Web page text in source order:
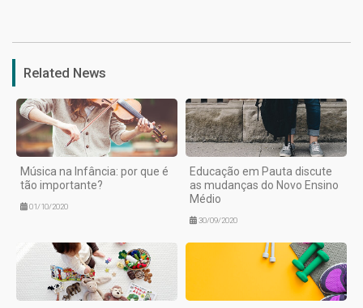
Related News
Música na Infância: por que é
tão importante?
01/10/2020
Educação em Pauta discute
as mudanças do Novo Ensino
Médio
30/09/2020